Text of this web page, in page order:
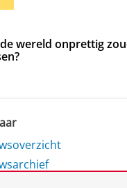
wereld onprettig